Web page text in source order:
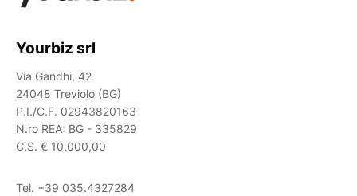
Yourbiz srl
Via Gandhi, 42
24048 Treviolo (BG)
P.I./C.F. 02943820163
N.ro REA: BG - 335829
C.S. € 10.000,00
Tel. +39 035.4327284